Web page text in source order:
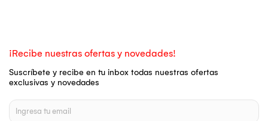
¡Recibe nuestras ofertas y novedades!
Suscríbete y recibe en tu inbox todas nuestras ofertas
exclusivas y novedades